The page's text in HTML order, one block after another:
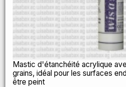
Mastic d'étanchéité acrylique
grains, idéal pour les surfaces
être peint